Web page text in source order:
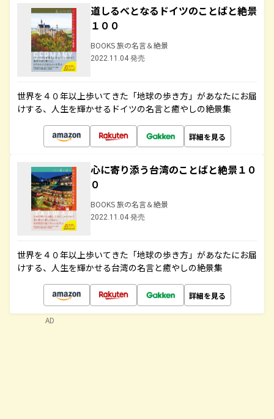
道しるべとなるドイツのことばと絶景
１００
BOOKS 旅の名言＆絶景
2022.11.04 発売
世界を４０年以上歩いてきた「地球の歩き方」があなたにお届
けする、人生を輝かせるドイツの名言と癒やしの絶景集
詳細を見る
心に寄り添う台湾のことばと絶景１０
０
BOOKS 旅の名言＆絶景
2022.11.04 発売
世界を４０年以上歩いてきた「地球の歩き方」があなたにお届
けする、人生を輝かせる台湾の名言と癒やしの絶景集
詳細を見る
AD